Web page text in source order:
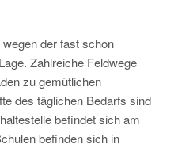
der fast schon
Zahlreiche Feldwege
zu gemütlichen
des täglichen Bedarfs sind
befindet sich am
befinden sich in